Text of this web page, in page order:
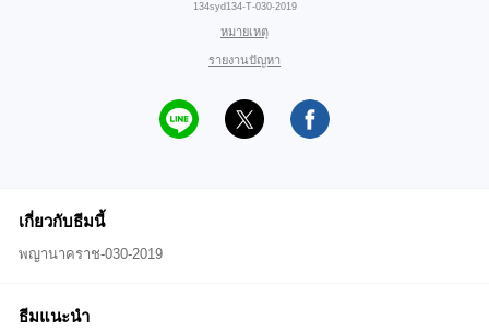
134syd134-T-030-2019
หมายเหตุ
รายงานปัญหา
เกี่ยวกับธีมนี้
พญานาคราช-030-2019
ธีมแนะนำ